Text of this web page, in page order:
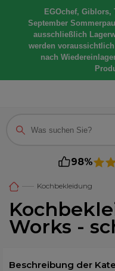
EGOchef, Giblors,
September
ausschließlich
werden
nach
98%
Kochbekleidung
Works -
Beschreibung der